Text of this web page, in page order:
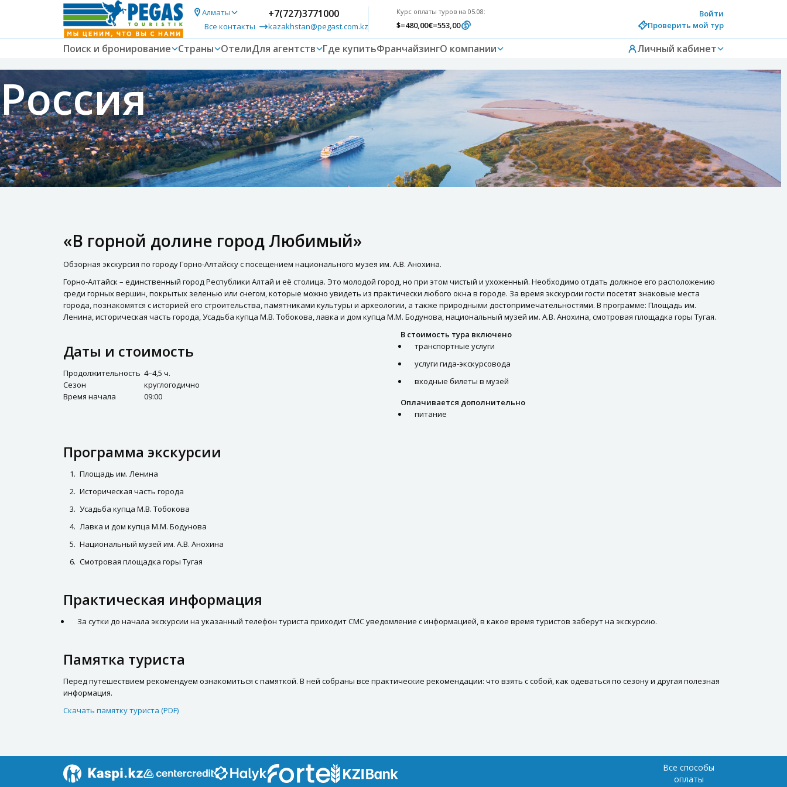
Алматы
Все контакты
+7(727)3771000
kazakhstan@pegast.com.kz
Курс оплаты туров на 05.08:
$=480,00€=553,00
Войти
Проверить мой тур
Поиск и бронирование Страны ОтелиДля агентств Где купитьФранчайзингО компании Личный кабинет
Россия
«В горной долине город Любимый»
Обзорная экскурсия по городу Горно-Алтайску с посещением национального музея им. А.В. Анохина.
Горно-Алтайск – единственный город Республики Алтай и её столица. Это молодой город, но при этом чистый и ухоженный. Необходимо отдать должное его расположению
среди горных вершин, покрытых зеленью или снегом, которые можно увидеть из практически любого окна в городе. За время экскурсии гости посетят знаковые места
города, познакомятся с историей его строительства, памятниками культуры и археологии, а также природными достопримечательностями. В программе: Площадь им.
Ленина, историческая часть города, Усадьба купца М.В. Тобокова, лавка и дом купца М.М. Бодунова, национальный музей им. А.В. Анохина, смотровая площадка горы Тугая.
Даты и стоимость
Продолжительность 4–4,5 ч.
Сезон
круглогодично
Время начала
09:00
В стоимость тура включено
транспортные услуги
услуги гида-экскурсовода
входные билеты в музей
Оплачивается дополнительно
питание
Программа экскурсии
Площадь им. Ленина
Историческая часть города
Усадьба купца М.В. Тобокова
Лавка и дом купца М.М. Бодунова
Национальный музей им. А.В. Анохина
Смотровая площадка горы Тугая
Практическая информация
За сутки до начала экскурсии на указанный телефон туриста приходит СМС уведомление с информацией, в какое время туристов заберут на экскурсию.
Памятка туриста
Перед путешествием рекомендуем ознакомиться с памяткой. В ней собраны все практические рекомендации: что взять с собой, как одеваться по сезону и другая полезная
информация.
Скачать памятку туриста (PDF)
Все способы
оплаты